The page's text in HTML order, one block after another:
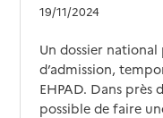
19/11/2024
Un dossier
d’admission,
EHPAD. Dans près
possible de faire